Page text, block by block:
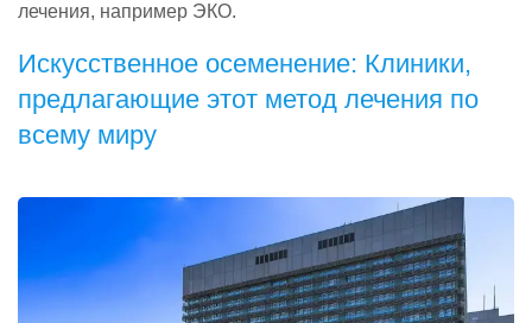
лечения, например ЭКО.
Искусственное осеменение: Клиники,
предлагающие этот метод лечения по
всему миру